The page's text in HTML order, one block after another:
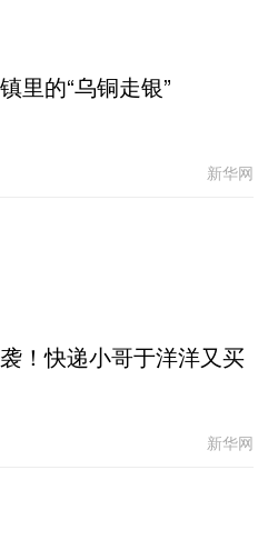
里的“乌铜走银”
新华网
！快递小哥于洋洋又买
新华网